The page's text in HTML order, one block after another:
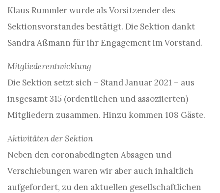
Klaus Rummler wurde als Vorsitzender des
Sektionsvorstandes bestätigt. Die Sektion dankt
Sandra Aßmann für ihr Engagement im Vorstand.
Mitgliederentwicklung
Die Sektion setzt sich – Stand Januar 2021 – aus
insgesamt 315 (ordentlichen und assoziierten)
Mitgliedern zusammen. Hinzu kommen 108 Gäste.
Aktivitäten der Sektion
Neben den coronabedingten Absagen und
Verschiebungen waren wir aber auch inhaltlich
aufgefordert, zu den aktuellen gesellschaftlichen